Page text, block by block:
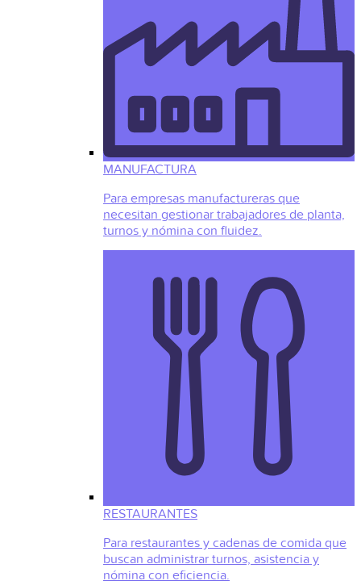
MANUFACTURA
Para empresas manufactureras que
necesitan gestionar trabajadores de planta,
turnos y nómina con fluidez.
RESTAURANTES
Para restaurantes y cadenas de comida que
buscan administrar turnos, asistencia y
nómina con eficiencia.